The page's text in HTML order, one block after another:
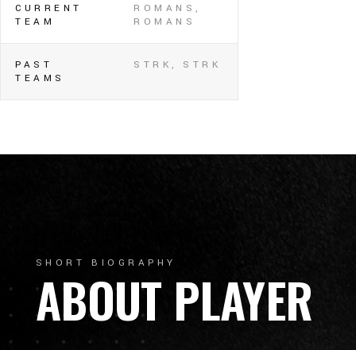
CURRENT
TEAM
ROMANS,
ROMANS
PAST
TEAMS
STRK, STRK
SHORT BIOGRAPHY
ABOUT PLAYER